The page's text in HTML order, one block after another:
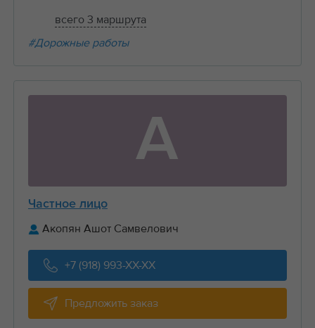
всего 3 маршрута
#Дорожные работы
А
Частное лицо
Акопян Ашот Самвелович
+7 (918) 993-XX-XX
Предложить заказ